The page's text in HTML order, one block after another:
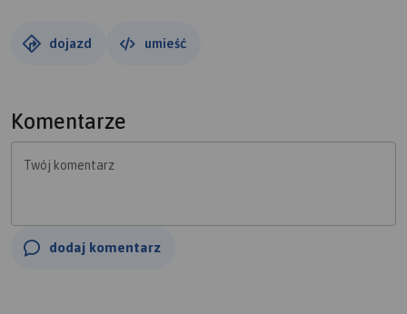
dojazd umieść
Komentarze
Twój komentarz
dodaj komentarz